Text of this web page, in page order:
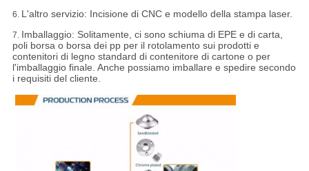
6. L'altro servizio: Incisione di CNC e modello della stampa laser.
7. Imballaggio: Solitamente, ci sono schiuma di EPE e di carta,
poli borsa o borsa dei pp per il rotolamento sui prodotti e
contenitori di legno standard di contenitore di cartone o per
l'imballaggio finale. Anche possiamo imballare e spedire secondo
i requisiti del cliente.